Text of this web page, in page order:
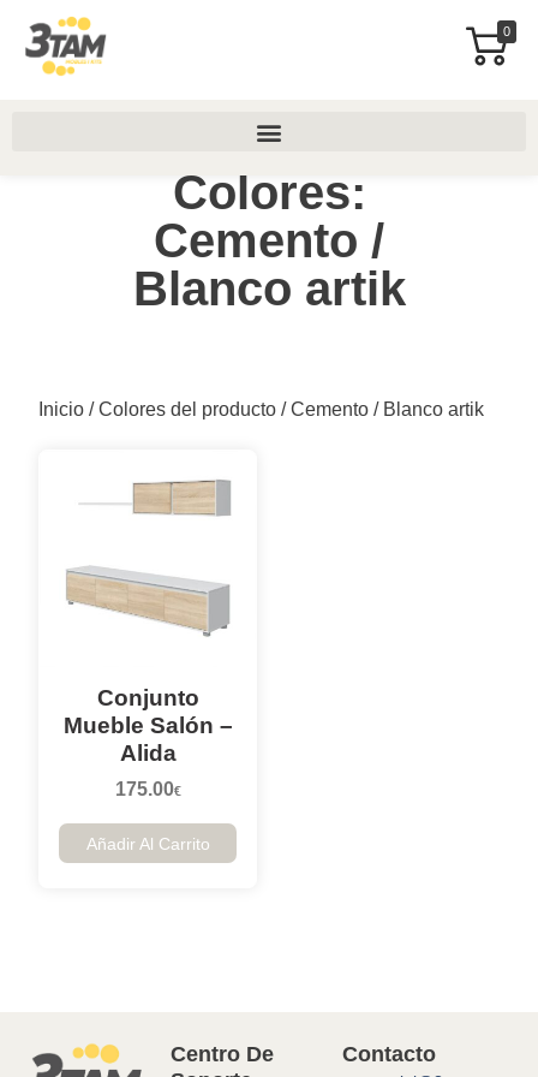
0
Colores:
Cemento /
Blanco artik
Inicio / Colores del producto / Cemento / Blanco artik
Conjunto
Mueble Salón –
Alida
175.00€
Añadir Al Carrito
Contacto
Centro De